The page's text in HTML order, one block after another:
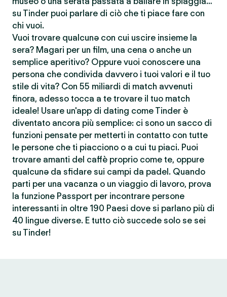
su Tinder puoi parlare di ciò che ti piace fare con
chi vuoi.
Vuoi trovare qualcunə con cui uscire insieme la
sera? Magari per un film, una cena o anche un
semplice aperitivo? Oppure vuoi conoscere una
persona che condivida davvero i tuoi valori e il tuo
stile di vita? Con 55 miliardi di match avvenuti
finora, adesso tocca a te trovare il tuo match
ideale! Usare un'app di dating come Tinder è
diventato ancora più semplice: ci sono un sacco di
funzioni pensate per metterti in contatto con tutte
le persone che ti piacciono o a cui tu piaci. Puoi
trovare amanti del caffè proprio come te, oppure
qualcunə da sfidare sui campi da padel. Quando
parti per una vacanza o un viaggio di lavoro, prova
la funzione Passport per incontrare persone
interessanti in oltre 190 Paesi dove si parlano più di
40 lingue diverse. E tutto ciò succede solo se sei
su Tinder!